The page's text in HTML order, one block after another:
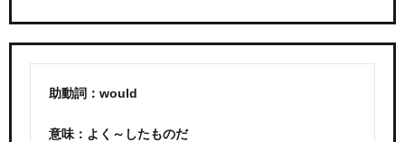
助動詞：would
意味：よく～したものだ